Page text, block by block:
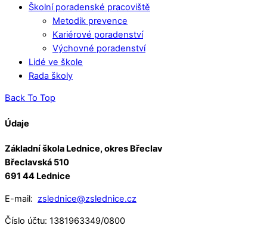
Školní poradenské pracoviště
Metodik prevence
Kariérové poradenství
Výchovné poradenství
Lidé ve škole
Rada školy
Back To Top
Údaje
Základní škola Lednice, okres Břeclav
Břeclavská 510
691 44 Lednice
E-mail: zslednice@zslednice.cz
Číslo účtu: 1381963349/0800